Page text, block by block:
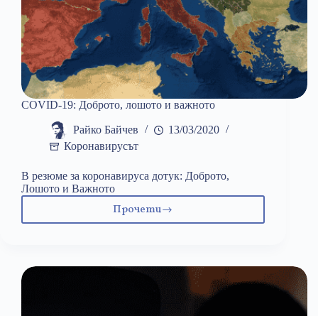
COVID-19: Доброто, лошото и важното
Райко Байчев
13/03/2020
Коронавирусът
В резюме за коронавируса дотук: Доброто,
Лошото и Важното
Прочети
COVID-
важното